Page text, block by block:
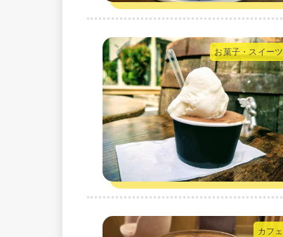
お菓子・スイーツ
カフェ